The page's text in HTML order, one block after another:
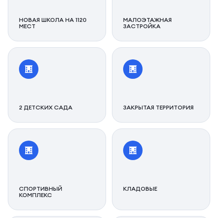
НОВАЯ ШКОЛА НА 1120
МЕСТ
МАЛОЭТАЖНАЯ
ЗАСТРОЙКА
2 ДЕТСКИХ САДА ЗАКРЫТАЯ ТЕРРИТОРИЯ
СПОРТИВНЫЙ
КОМПЛЕКС
КЛАДОВЫЕ